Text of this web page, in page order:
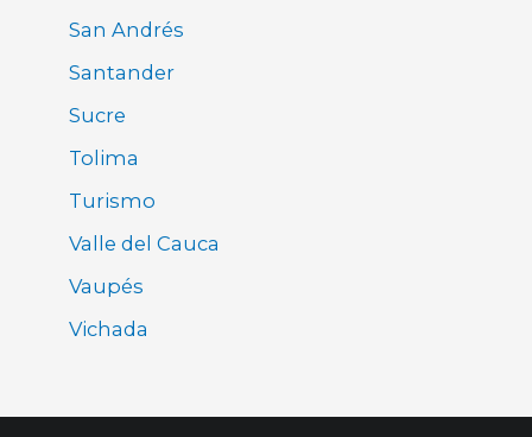
San Andrés
Santander
Sucre
Tolima
Turismo
Valle del Cauca
Vaupés
Vichada